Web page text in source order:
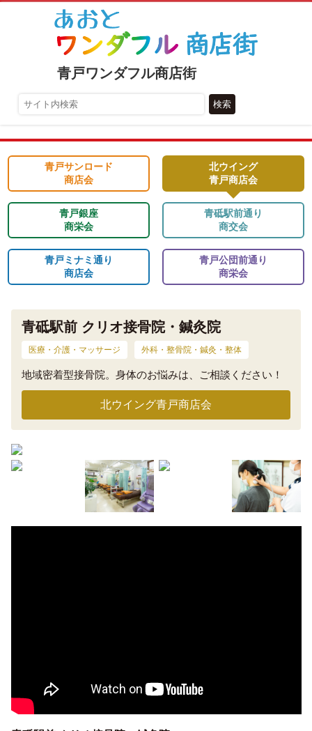
青戸ワンダフル商店街
検索
青戸サンロード
商店会
北ウイング
青戸商店会
青戸銀座
商栄会
青砥駅前通り
商交会
青戸ミナミ通り
商店会
青戸公団前通り
商栄会
青砥駅前 クリオ接骨院・鍼灸院
医療・介護・マッサージ 外科・整骨院・鍼灸・整体
地域密着型接骨院。身体のお悩みは、ご相談ください！
北ウイング青戸商店会